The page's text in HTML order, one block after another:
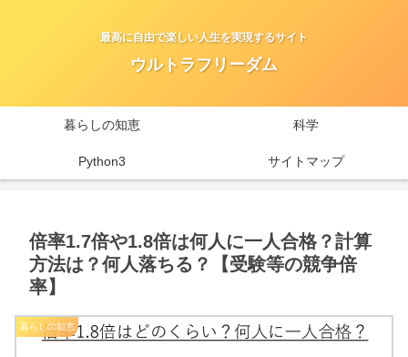
最高に自由で楽しい人生を実現するサイト
ウルトラフリーダム
暮らしの知恵 科学
Python3 サイトマップ
倍率1.7倍や1.8倍は何人に一人合格？計算
方法は？何人落ちる？【受験等の競争倍
率】
暮らしの知恵